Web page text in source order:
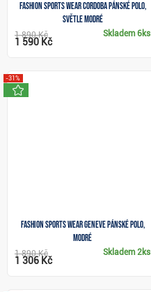
Fashion sports wear Cordoba pánské polo,
světle modré
Skladem6ks
1 890 Kč
1 590 Kč
Fashion Sports Wear Geneve pánské polo,
modré
-31%
Skladem 2ks
1 890 Kč
1 306 Kč